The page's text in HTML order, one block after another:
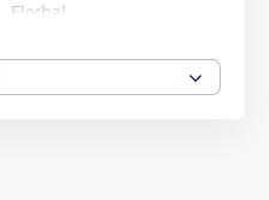
Florbal